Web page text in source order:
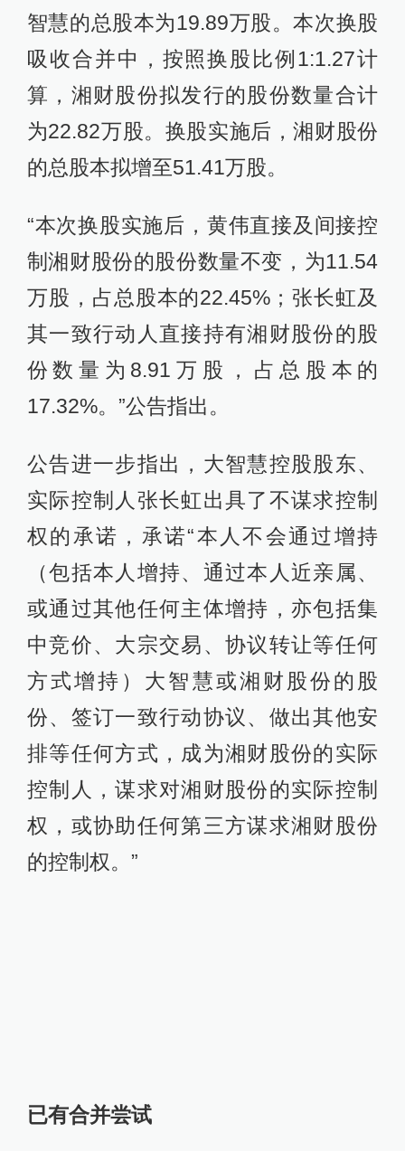
智慧的总股本为19.89万股。本次换股
吸收合并中，按照换股比例1:1.27计
算，湘财股份拟发行的股份数量合计
为22.82万股。换股实施后，湘财股份
的总股本拟增至51.41万股。
“本次换股实施后，黄伟直接及间接控
制湘财股份的股份数量不变，为11.54
万股，占总股本的22.45%；张长虹及
其一致行动人直接持有湘财股份的股
份数量为8.91万股，占总股本的
17.32%。”公告指出。
公告进一步指出，大智慧控股股东、
实际控制人张长虹出具了不谋求控制
权的承诺，承诺“本人不会通过增持
（包括本人增持、通过本人近亲属、
或通过其他任何主体增持，亦包括集
中竞价、大宗交易、协议转让等任何
方式增持）大智慧或湘财股份的股
份、签订一致行动协议、做出其他安
排等任何方式，成为湘财股份的实际
控制人，谋求对湘财股份的实际控制
权，或协助任何第三方谋求湘财股份
的控制权。”
已有合并尝试